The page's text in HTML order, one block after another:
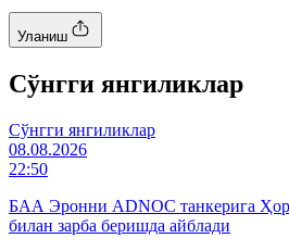
Уланиш
Cўнгги янгиликлар
Cўнгги янгиликлар
08.08.2026
22:50
БАА Эронни ADNOC танкерига
билан зарба беришда айблади